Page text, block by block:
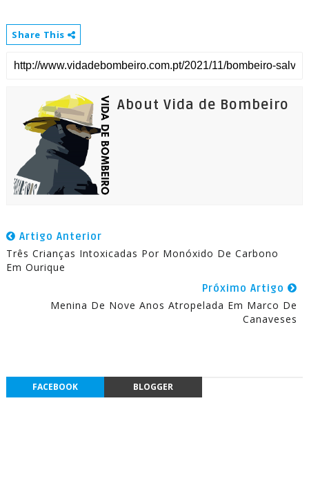
Share This
About Vida de Bombeiro
Artigo Anterior
Três Crianças Intoxicadas Por Monóxido De Carbono
Em Ourique
Próximo Artigo
Menina De Nove Anos Atropelada Em Marco De
Canaveses
FACEBOOK BLOGGER